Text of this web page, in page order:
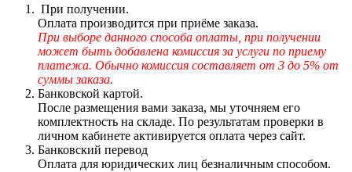
При получении.
Оплата производится при приёме заказа.
При выборе данного способа оплаты, при получении
может быть добавлена комиссия за услуги по приему
платежа. Обычно комиссия составляет от 3 до 5% от
суммы заказа.
Банковской картой.
После размещения вами заказа, мы уточняем его
комплектность на складе. По результатам проверки в
личном кабинете активируется оплата через сайт.
Банковский перевод
Оплата для юридических лиц безналичным способом.